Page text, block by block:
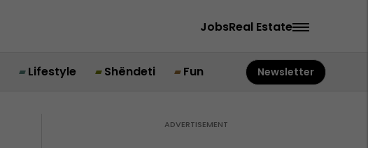
JobsReal Estate
Lifestyle Shëndeti Fun Newsletter